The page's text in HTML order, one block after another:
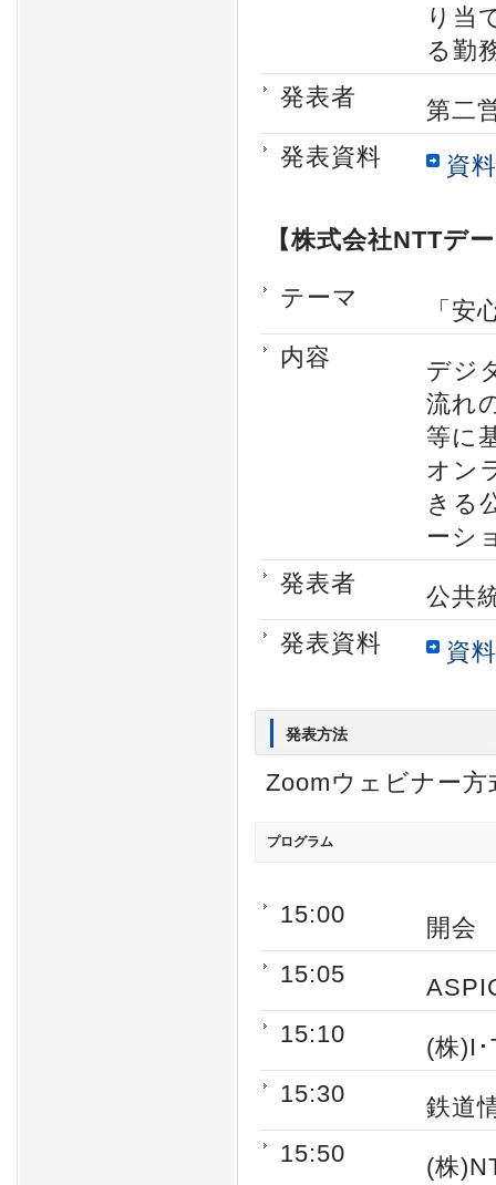
り当
る勤
発表者
第二
発表資料
資
【株式会社NTTデ
テーマ
「
内容
デジ
流れ
等に
オン
きる
ーシ
発表者
公共
発表資料
資
発表方法
Zoomウェビナー方
プログラム
15:00
開会
15:05
15:10
(株)I
15:30
鉄道
15:50
(株